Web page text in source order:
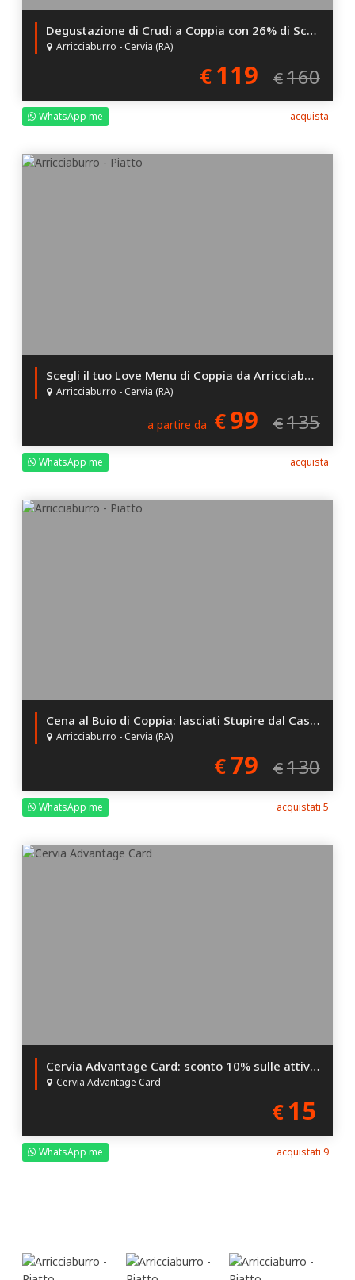
Degustazione di Crudi a Coppia con 26% di Sconto!
Arricciaburro - Cervia (RA)
€119 €160
WhatsApp me acquista
Scegli il tuo Love Menu di Coppia da Arricciaburro a Cervia: fino al 27% di Sconto per questa Esperienza che nasce dall'incontro tra Gusti Classici, Selvaggi e Speziati!
Arricciaburro - Cervia (RA)
a partire da €99 €135
WhatsApp me acquista
Cena al Buio di Coppia: lasciati Stupire dal Caso!
Arricciaburro - Cervia (RA)
€79 €130
WhatsApp me acquistati 5
Cervia Advantage Card: sconto 10% sulle attività Convenzionate
Cervia Advantage Card
€15
WhatsApp me acquistati 9